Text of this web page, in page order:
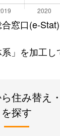
窓口(e-
系」を加工
住み替え
を探す